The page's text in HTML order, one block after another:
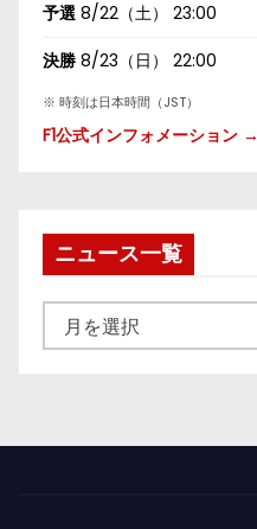
予選 8/22（土） 23:00
決勝 8/23（日） 22:00
※ 時刻は日本時間（JST）
F1公式インフォメーション →
ニュース一覧
ュ
一